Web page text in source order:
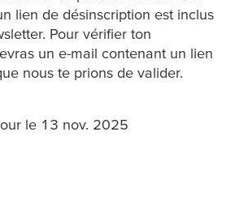
lien de désinscription est inclus
Pour vérifier ton
un e-mail contenant un lien
nous te prions de valider.
le 13 nov. 2025